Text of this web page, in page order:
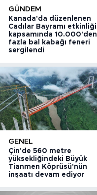
GÜNDEM
Kanada'da düzenlenen
Cadılar Bayramı etkinliği
kapsamında 10.000'den
fazla bal kabağı feneri
sergilendi
GENEL
Çin'de 560 metre
yüksekliğindeki Büyük
Tianmen Köprüsü'nün
inşaatı devam ediyor